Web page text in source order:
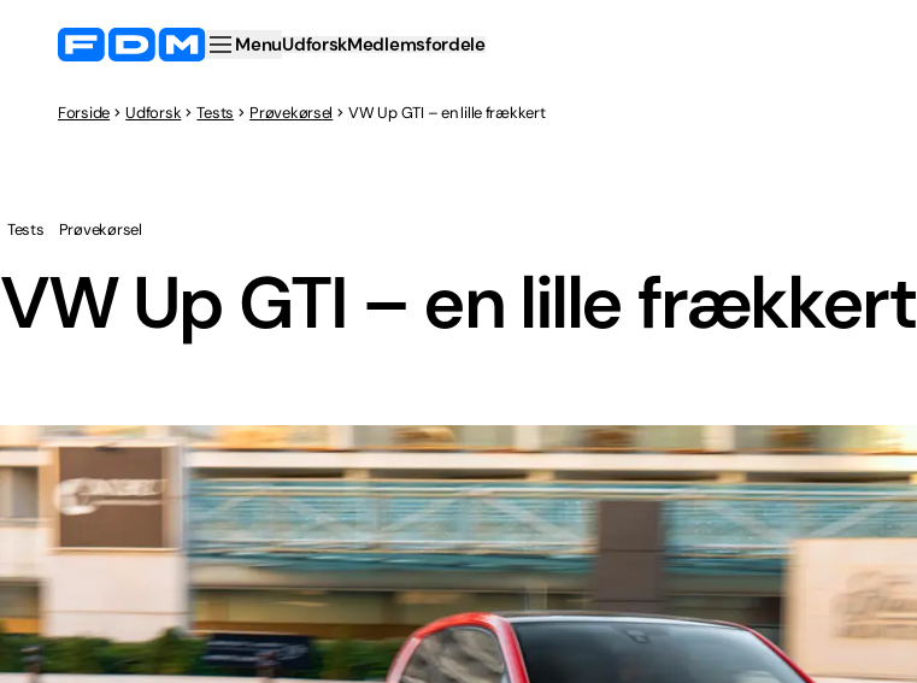
MenuUdforskMedlemsfordele
Forside Udforsk Tests Prøvekørsel VW Up GTI – en lille frækkert
VW Up GTI – en lille frækkert
Tests Prøvekørsel